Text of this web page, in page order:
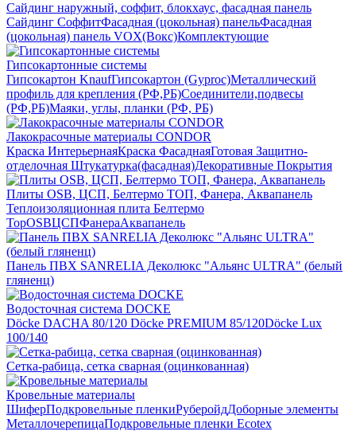
Сайдинг наружный, соффит, блокхаус, фасадная панель
Сайдинг СоффитФасадная (цокольная) панельФасадная
(цокольная) панель VOX(Вокс)Комплектующие
Гипсокартонные системы
Гипсокартон KnaufГипсокартон (Gyproc)Металлический
профиль для крепления (РФ,РБ)Соединители,подвесы
(РФ,РБ)Маяки, углы, планки (РФ, РБ)
Лакокрасочные материалы CONDOR
Краска ИнтерьернаяКраска ФасаднаяГотовая Защитно-
отделочная Штукатурка(фасадная)Декоративные Покрытия
Плиты OSB, ЦСП, Белтермо ТОП, Фанера, Аквапанель
Теплоизоляционная плита Белтермо
TopOSBЦСПФанераАквапанель
Панель ПВХ SANRELIA Деколюкс "Альянс ULTRA" (белый
гляненц)
Водосточная система DOCKE
Döсkе DACHA 80/120 Döcke PREMIUM 85/120Döсkе Luх
100/140
Сетка-рабица, сетка сварная (оцинкованная)
Кровельные материалы
ШиферПодкровельные пленкиРуберойдДоборные элементы
МеталлочерепицаПодкровельные пленки Ecotex